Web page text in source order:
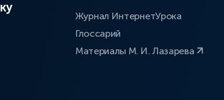
Журнал ИнтернетУрока
Глоссарий
Материалы М. И. Лазарева